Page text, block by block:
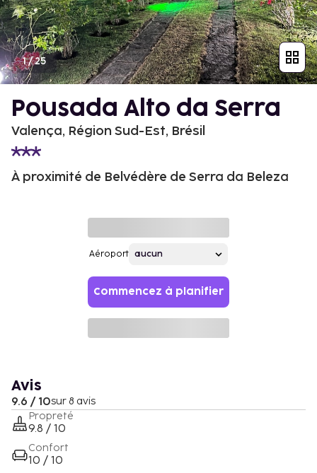
1/25
Pousada Alto da Serra
Valença, Région Sud-Est, Brésil
À proximité de Belvédère de Serra da Beleza
Aéroport
Commencez à planifier
Avis
9.6 / 10sur 8 avis
Propreté
9.8 / 10
Confort
10 / 10